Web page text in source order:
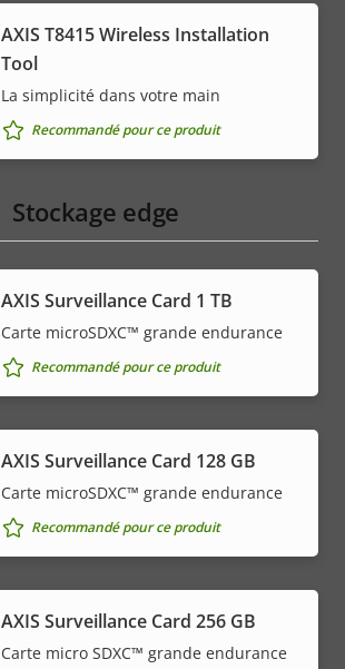
AXIS T8415 Wireless Installation
Tool
La simplicité dans votre main
Recommandé pour ce produit
Stockage edge
AXIS Surveillance Card 1 TB
Carte microSDXC™ grande endurance
Recommandé pour ce produit
AXIS Surveillance Card 128 GB
Carte microSDXC™ grande endurance
Recommandé pour ce produit
AXIS Surveillance Card 256 GB
Carte micro SDXC™ grande endurance